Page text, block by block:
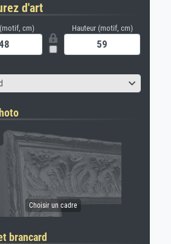
d'art
cm) Hauteur (motif, cm)
brancard